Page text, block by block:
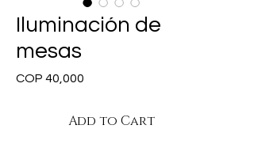
Iluminación de
mesas
COP 40,000
Add to Cart